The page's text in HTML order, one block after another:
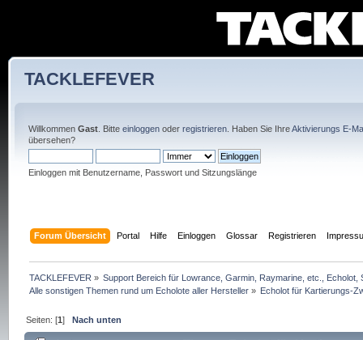
TACKLEFEVER
Willkommen Gast. Bitte einloggenoder registrieren. Haben Sie IhreAktivierungs E-
übersehen?
Einloggen mit Benutzername, Passwort und Sitzungslänge
Forum Übersicht Portal Hilfe Einloggen Glossar Registrieren
TACKLEFEVER » Support Bereich für Lowrance, Garmin, Raymarine, etc.,
Alle sonstigen Themen rund um Echolote aller Hersteller » Echolot für Kartierungs-
Seiten: [1]Nach unten